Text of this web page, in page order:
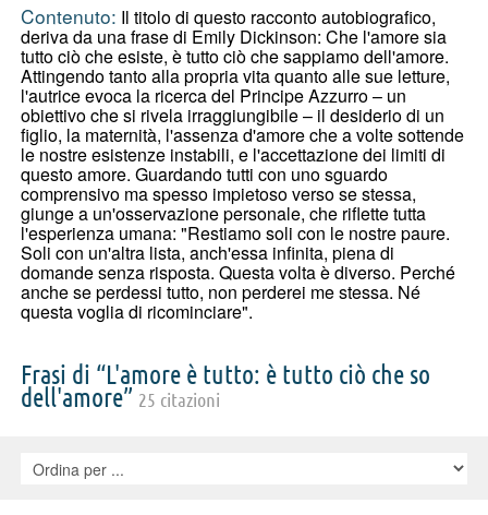
Contenuto: Il titolo di questo racconto autobiografico,
deriva da una frase di Emily Dickinson: Che l'amore sia
tutto ciò che esiste, è tutto ciò che sappiamo dell'amore.
Attingendo tanto alla propria vita quanto alle sue letture,
l'autrice evoca la ricerca del Principe Azzurro – un
obiettivo che si rivela irraggiungibile – il desiderio di un
figlio, la maternità, l'assenza d'amore che a volte sottende
le nostre esistenze instabili, e l'accettazione dei limiti di
questo amore. Guardando tutti con uno sguardo
comprensivo ma spesso impietoso verso se stessa,
giunge a un'osservazione personale, che riflette tutta
l'esperienza umana: "Restiamo soli con le nostre paure.
Soli con un'altra lista, anch'essa infinita, piena di
domande senza risposta. Questa volta è diverso. Perché
anche se perdessi tutto, non perderei me stessa. Né
questa voglia di ricominciare".
Frasi di “L'amore è tutto: è tutto ciò che so
dell'amore” 25 citazioni